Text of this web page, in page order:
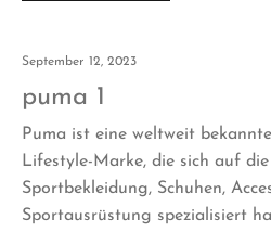
September 12, 2023
puma 1
Puma ist eine weltweit
Lifestyle-Marke, die sich auf
Sportbekleidung, Schuhen,
Sportausrüstung spezialisiert